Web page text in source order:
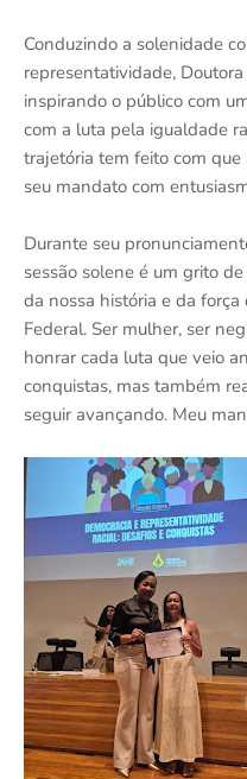
Conduzindo a solenidade
representatividade,
inspirando o público com
com a luta pela igualdade
trajetória tem feito com
seu mandato com
Durante seu
sessão solene é um grito
da nossa história e da
Federal. Ser mulher, ser
honrar cada luta que veio
conquistas, mas também
seguir avançando. Meu